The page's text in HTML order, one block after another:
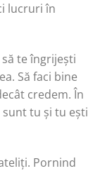
lucruri în
te îngrijești
Să faci bine
credem. În
tu și tu ești
Pornind